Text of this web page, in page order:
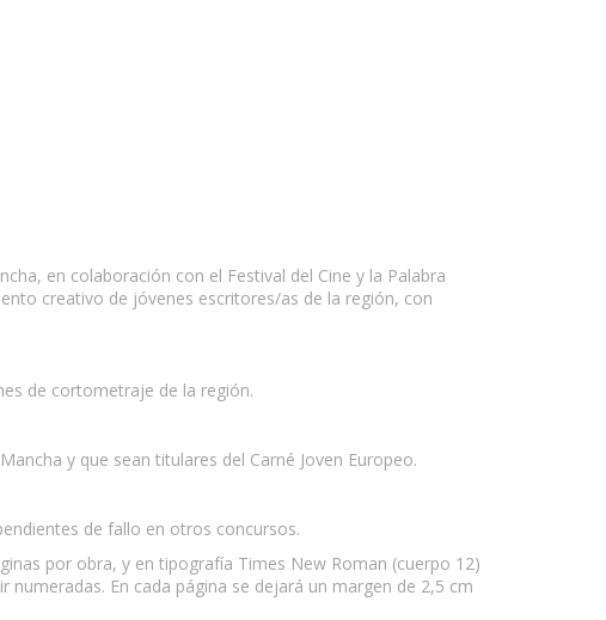
en colaboración con el Festival del Cine y la Palabra
creativo de jóvenes escritores/as de la región, con
de cortometraje de la región.
y que sean titulares del Carné Joven Europeo.
de fallo en otros concursos.
por obra, y en tipografía Times New Roman (cuerpo 12)
En cada página se dejará un margen de 2,5 cm